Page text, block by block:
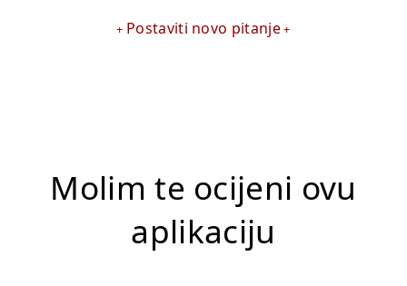
Postaviti novo pitanje
Molim te ocijeni ovu
aplikaciju